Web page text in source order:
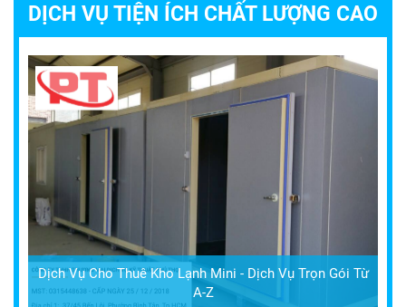
DỊCH VỤ TIỆN ÍCH CHẤT LƯỢNG CAO
Dịch Vụ Cho Thuê Kho Lạnh Mini - Dịch Vụ Trọn Gói Từ
A-Z